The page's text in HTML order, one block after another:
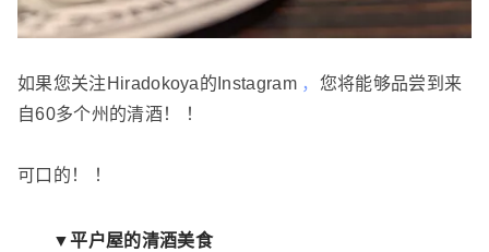
如果您关注Hiradokoya的Instagram ， 您将能够品尝到来
自60多个州的清酒！ ！
可口的！ ！
▼平户屋的清酒美食